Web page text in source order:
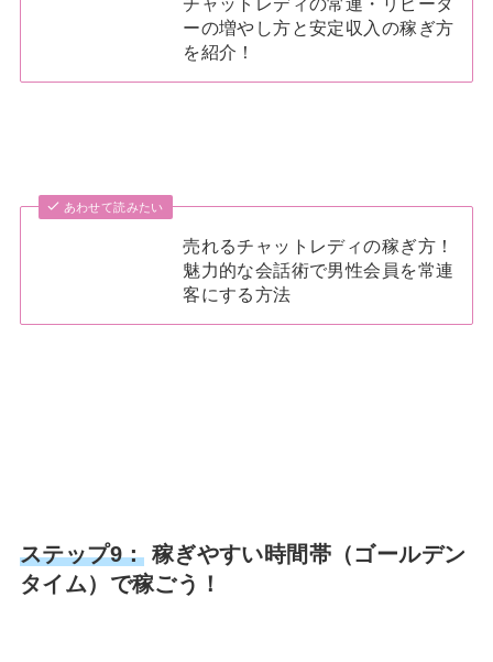
ーの増やし方と安定収入の稼ぎ方
を紹介！
あわせて読みたい
売れるチャットレディの稼ぎ方！
魅力的な会話術で男性会員を常連
客にする方法
ステップ9： 稼ぎやすい時間帯（ゴールデン
タイム）で稼ごう！